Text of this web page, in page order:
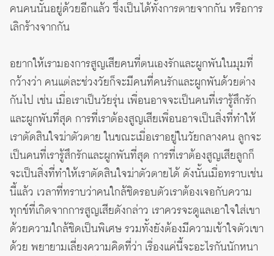
คนคนนั้นอยู่ด้วยอีกแล้ว ซึ่งเป็นได้ทั้งการตายจากกัน หรือการ
เลิกร้างจากกัน
อยากให้เรามองการสูญเสียคนที่ตนเองรักและผูกพันในมุมที่
กว้างว่า คนแต่ละช่วงวัยก็จะมีคนที่คนรักและผูกพันด้วยต่าง
กันไป เช่น เมื่อเราเป็นวัยรุ่น เพื่อนอาจจะเป็นคนที่เรารู้สึกรัก
และผูกพันที่สุด การที่เราต้องสูญเสียเพื่อนอาจเป็นสิ่งที่ทำให้
เราตัดสินใจฆ่าตัวตาย ในขณะเมื่อเราอยู่ในวัยกลางคน ลูกจะ
เป็นคนที่เรารู้สึกรักและผูกพันที่สุด การที่เราต้องสูญเสียลูกก็
จะเป็นสิ่งที่ทำให้เราตัดสินใจฆ่าตัวตายได้ ดังนั้นเมื่อทราบเช่น
นี้แล้ว เวลาที่ทราบว่าคนใกล้ชิดรอบตัวเราต้องเจอกับความ
ทุกข์ที่เกิดจากการสูญเสียดังกล่าว เราควรจะดูแลเอาใจใส่เขา
ด้วยความใกล้ชิดเป็นพิเศษ รวมทั้งยังต้องมีความเข้าใจตัวเขา
ด้วย พยายามเลี่ยงความคิดที่ว่า เรื่องแค่นี้จะอะไรกันนักหนา